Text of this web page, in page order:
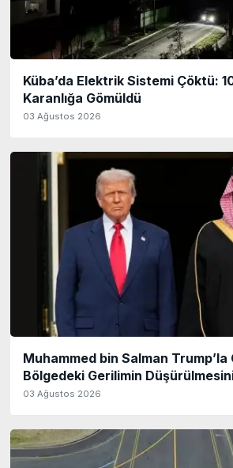
Küba’da Elektrik Sistemi Çöktü:
Karanlığa Gömüldü
03 Ağustos 2026
Muhammed bin Salman
Bölgedeki Gerilimin
03 Ağustos 2026